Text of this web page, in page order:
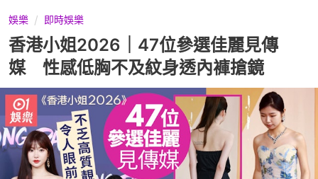
娛樂 即時娛樂
香港小姐2026｜47位參選佳麗見傳
媒 性感低胸不及紋身透內褲搶鏡